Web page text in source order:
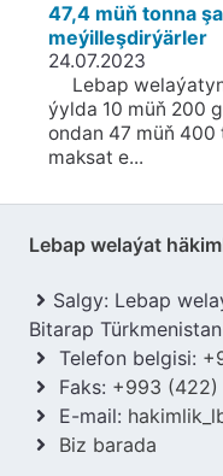
47,4 müň tonna
meýilleşdirýärler
24.07.2023
Lebap
ýylda 10 müň 200
ondan 47 müň
maksat e...
Lebap welaýat
Salgy: Lebap
Bitarap
Telefon belgisi:
Faks: +993 (422)
E-mail:
Biz barada